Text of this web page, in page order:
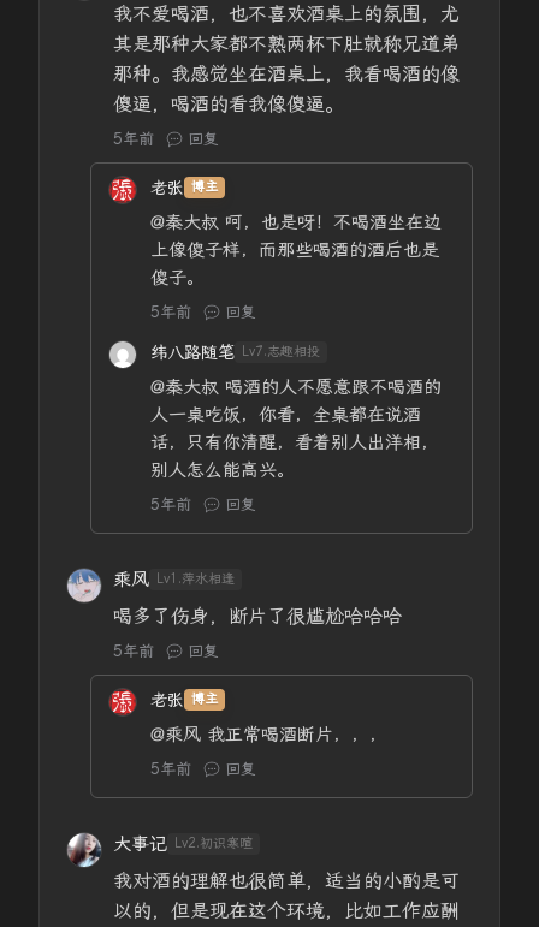
我不爱喝酒，也不喜欢酒桌上的氛围，尤
其是那种大家都不熟两杯下肚就称兄道弟
那种。我感觉坐在酒桌上，我看喝酒的像
傻逼，喝酒的看我像傻逼。
5年前 回复
老张 博主
@秦大叔 呵，也是呀！不喝酒坐在边
上像傻子样，而那些喝酒的酒后也是
傻子。
5年前 回复
纬八路随笔 Lv7.志趣相投
@秦大叔 喝酒的人不愿意跟不喝酒的
人一桌吃饭，你看，全桌都在说酒
话，只有你清醒，看着别人出洋相，
别人怎么能高兴。
5年前 回复
乘风 Lv1.萍水相逢
喝多了伤身，断片了很尴尬哈哈哈
5年前 回复
老张 博主
@乘风 我正常喝酒断片，，，
5年前 回复
大事记 Lv2.初识寒暄
我对酒的理解也很简单，适当的小酌是可
以的，但是现在这个环境，比如工作应酬